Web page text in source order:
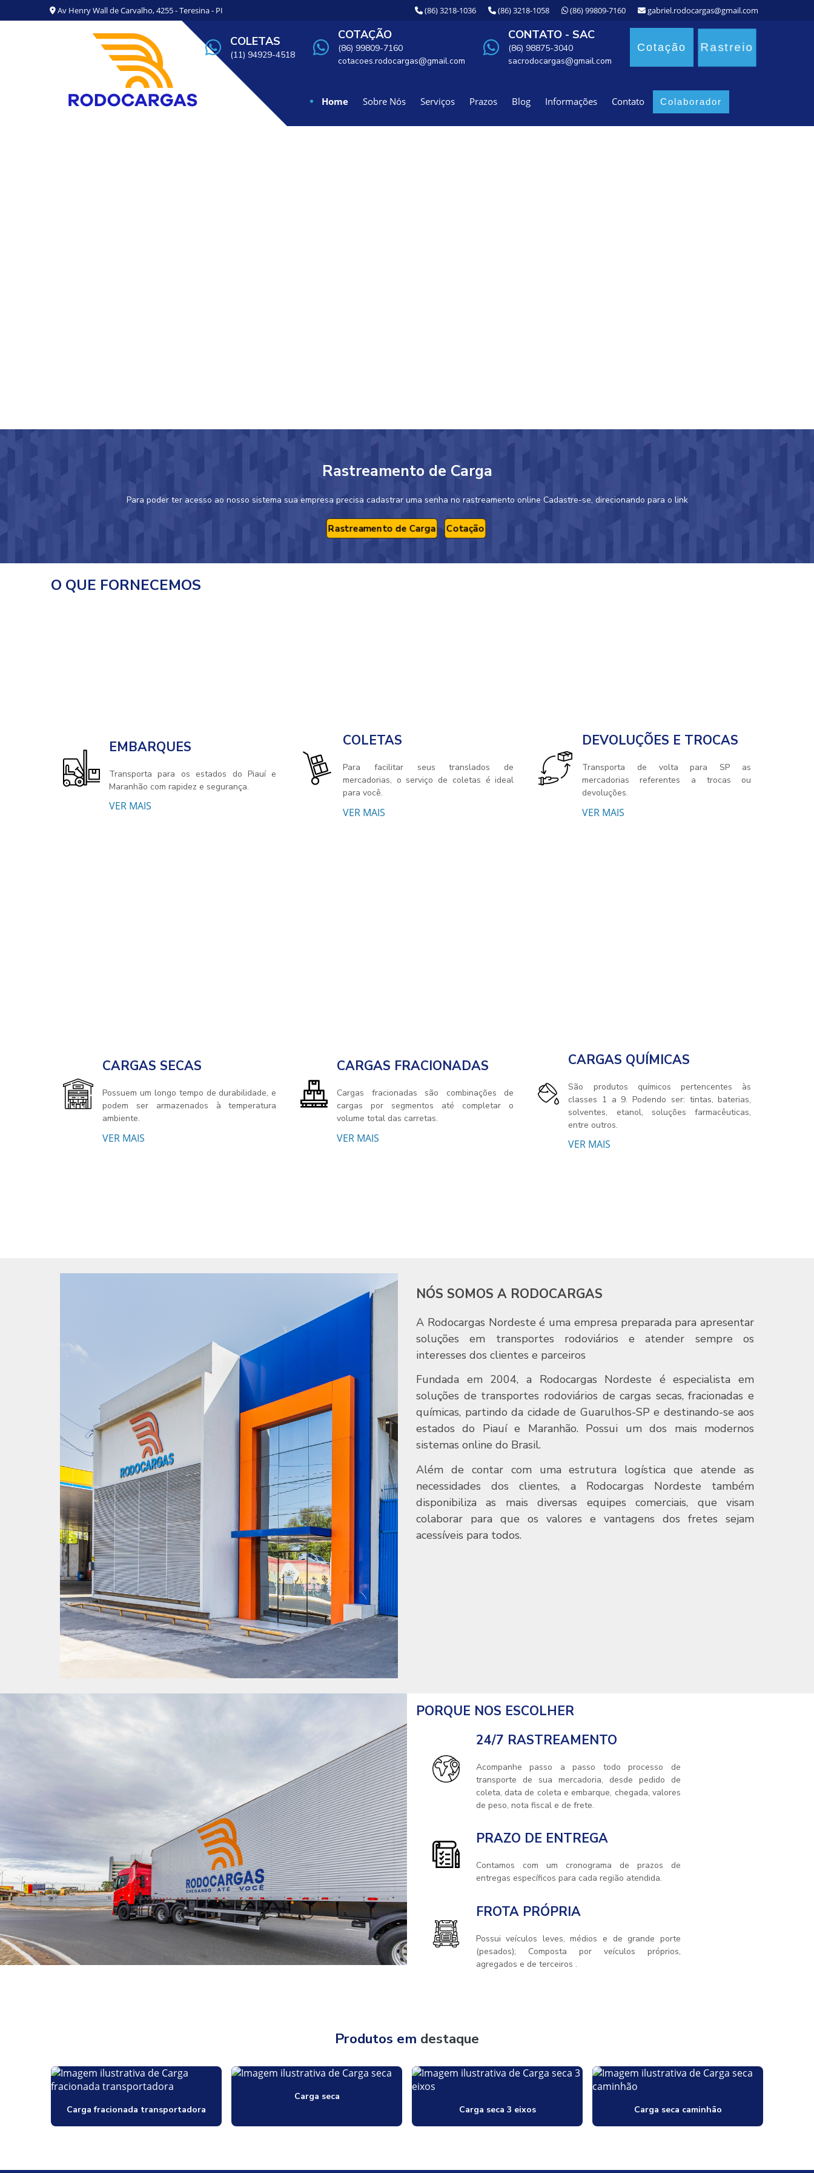
Av Henry Wall de Carvalho, 4255 - Teresina - PI (86) 3218-1036 (86) 3218-1058 (86) 99809-7160 gabriel.rodocargas@gmail.com
COLETAS
(11) 94929-4518
COTAÇÃO
(86) 99809-7160
cotacoes.rodocargas@gmail.com
CONTATO - SAC
(86) 98875-3040
sacrodocargas@gmail.com
Cotação Rastreio
Home Sobre Nós Serviços Prazos Blog Informações Contato Colaborador
Rastreamento de Carga
Para poder ter acesso ao nosso sistema sua empresa precisa cadastrar uma senha no rastreamento online Cadastre-se, direcionando para o link
Rastreamento de Carga Cotação
O QUE FORNECEMOS
EMBARQUES
Transporta para os estados do Piauí e
Maranhão com rapidez e segurança.
VER MAIS
COLETAS
Para facilitar seus translados de
mercadorias, o serviço de coletas é ideal
para você.
VER MAIS
DEVOLUÇÕES E TROCAS
Transporta de volta para SP as
mercadorias referentes a trocas ou
devoluções.
VER MAIS
CARGAS SECAS
Possuem um longo tempo de durabilidade, e
podem ser armazenados à temperatura
ambiente.
VER MAIS
CARGAS FRACIONADAS
Cargas fracionadas são combinações de
cargas por segmentos até completar o
volume total das carretas.
VER MAIS
CARGAS QUÍMICAS
São produtos químicos pertencentes às
classes 1 a 9. Podendo ser: tintas, baterias,
solventes, etanol, soluções farmacêuticas,
entre outros.
VER MAIS
NÓS SOMOS A RODOCARGAS
A Rodocargas Nordeste é uma empresa preparada para apresentar
soluções em transportes rodoviários e atender sempre os
interesses dos clientes e parceiros
Fundada em 2004, a Rodocargas Nordeste é especialista em
soluções de transportes rodoviários de cargas secas, fracionadas e
químicas, partindo da cidade de Guarulhos-SP e destinando-se aos
estados do Piauí e Maranhão. Possui um dos mais modernos
sistemas online do Brasil.
Além de contar com uma estrutura logística que atende as
necessidades dos clientes, a Rodocargas Nordeste também
disponibiliza as mais diversas equipes comerciais, que visam
colaborar para que os valores e vantagens dos fretes sejam
acessíveis para todos.
PORQUE NOS ESCOLHER
24/7 RASTREAMENTO
Acompanhe passo a passo todo processo de
transporte de sua mercadoria, desde pedido de
coleta, data de coleta e embarque, chegada, valores
de peso, nota fiscal e de frete.
PRAZO DE ENTREGA
Contamos com um cronograma de prazos de
entregas específicos para cada região atendida.
FROTA PRÓPRIA
Possui veículos leves, médios e de grande porte
(pesados); Composta por veículos próprios,
agregados e de terceiros .
Produtos em destaque
Carga fracionada transportadora
Carga seca
Carga seca 3 eixos
Carga seca caminhão